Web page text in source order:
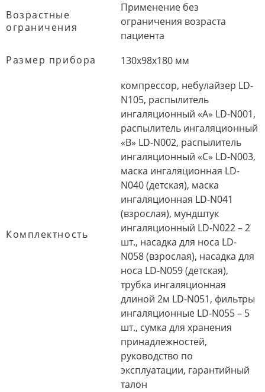
Возрастные
ограничения
Применение без
ограничения возраста
пациента
Размер прибора
130х98х180 мм
Комплектность
компрессор, небулайзер LD-
N105, распылитель
ингаляционный «A» LD-N001,
распылитель ингаляционный
«В» LD-N002, распылитель
ингаляционный «C» LD-N003,
маска ингаляционная LD-
N040 (детская), маска
ингаляционная LD-N041
(взрослая), мундштук
ингаляционный LD-N022 – 2
шт., насадка для носа LD-
N058 (взрослая), насадка для
носа LD-N059 (детская),
трубка ингаляционная
длиной 2м LD-N051, фильтры
ингаляционные LD-N055 – 5
шт., сумка для хранения
принадлежностей,
руководство по
эксплуатации, гарантийный
талон